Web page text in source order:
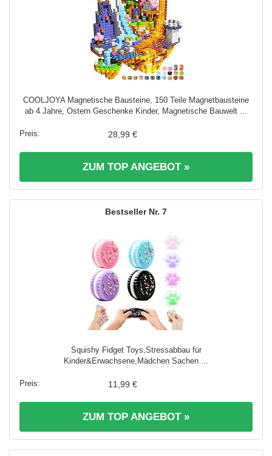
COOLJOYA Magnetische Bausteine, 150 Teile Magnetbausteine
ab 4 Jahre, Ostern Geschenke Kinder, Magnetische Bauwelt ...
28,99 €
ZUM TOP ANGEBOT »
7
Squishy Fidget Toys,Stressabbau für
Kinder&Erwachsene,Mädchen Sachen ...
11,99 €
ZUM TOP ANGEBOT »